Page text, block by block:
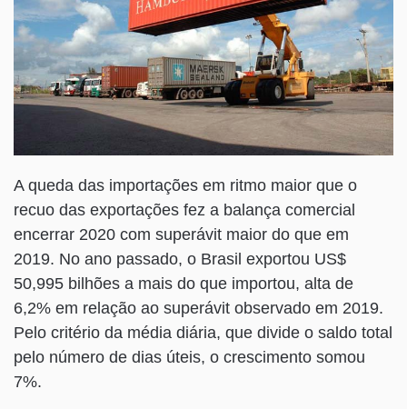
A queda das importações em ritmo maior que o
recuo das exportações fez a balança comercial
encerrar 2020 com superávit maior do que em
2019. No ano passado, o Brasil exportou US$
50,995 bilhões a mais do que importou, alta de
6,2% em relação ao superávit observado em 2019.
Pelo critério da média diária, que divide o saldo total
pelo número de dias úteis, o crescimento somou
7%.